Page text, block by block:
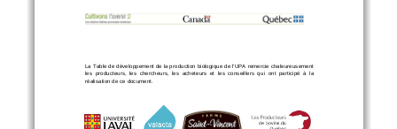
La Table de développement de la production biologique de l’UPA remercie chaleureusement
les  producteurs,  les  chercheurs,  les  acheteurs et  les  conseillers  qui  ont  participé  à  la
réalisation de ce document.